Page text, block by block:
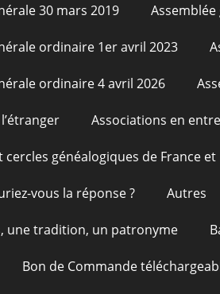
30 mars 2019
ordinaire 1er avril 2023
ordinaire 4 avril 2026
Associations en
généalogiques de France et
vous la réponse ? Autres
une tradition, un patronyme
Bon de Commande